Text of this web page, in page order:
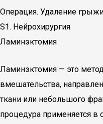
Операция. Удаление
S1. Нейрохирургия
Ламинэктомия
Ламинэктомия — это
вмешательства,
ткани или небольшого
процедура применяется в